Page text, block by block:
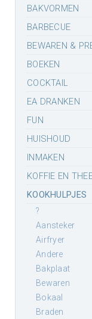
BAKVORMEN
BARBECUE
BEWAREN &
BOEKEN
COCKTAIL
EA DRANKEN
FUN
HUISHOUD
INMAKEN
KOFFIE EN
KOOKHULPJES
?
aansteker
airfryer
andere
bakplaat
bewaren
bokaal
braden